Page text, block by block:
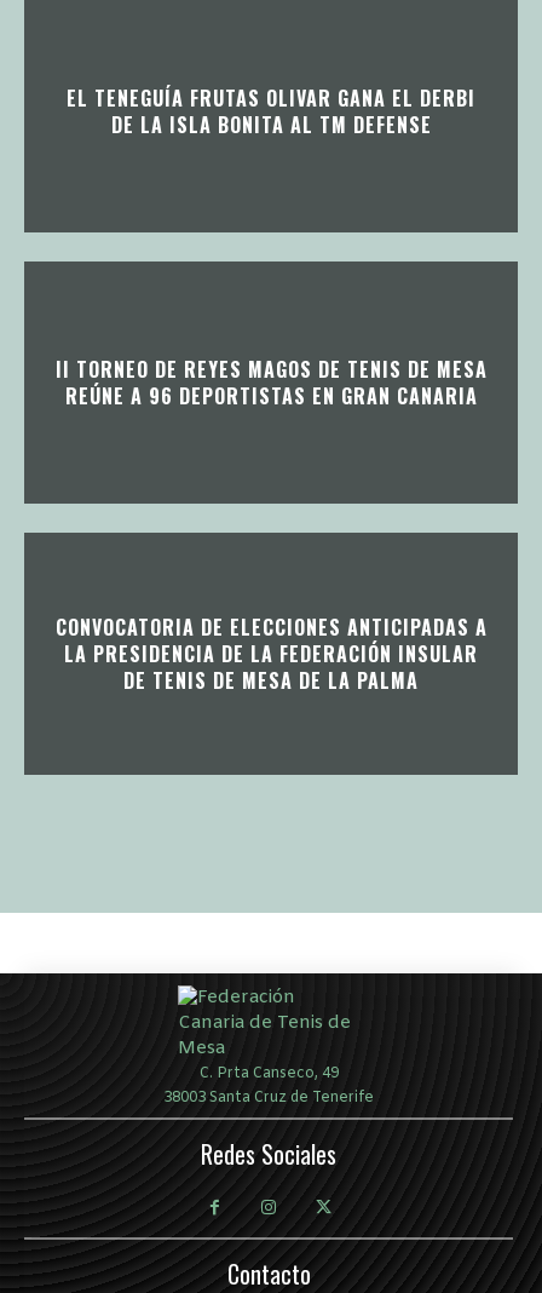
EL TENEGUÍA FRUTAS OLIVAR GANA EL DERBI
DE LA ISLA BONITA AL TM DEFENSE
II TORNEO DE REYES MAGOS DE TENIS DE MESA
REÚNE A 96 DEPORTISTAS EN GRAN CANARIA
CONVOCATORIA DE ELECCIONES ANTICIPADAS A
LA PRESIDENCIA DE LA FEDERACIÓN INSULAR
DE TENIS DE MESA DE LA PALMA
C. Prta Canseco, 49
38003 Santa Cruz de Tenerife
Redes Sociales
Contacto